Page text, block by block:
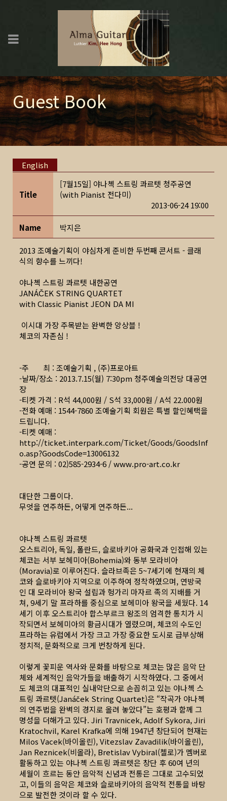
Guest Book
English
Title
[7월15일] 야나첵 스트링 콰르텟 청주공연
(with Pianist 전다미)
2013-06-24 19:00
Name 박지은
2013 조예술기획이 야심차게 준비한 두번째 콘서트 - 클래
식의 향수를 느끼다!
야나첵 스트링 콰르텟 내한공연
JANÁČEK STRING QUARTET
with Classic Pianist JEON DA MI
이시대 가장 주목받는 완벽한 앙상블 !
체코의 자존심 !
-주 최 : 조예술기획 , (주)프로아트
-날짜/장소 : 2013.7.15(월) 7:30pm 청주예술의전당 대공연
장
-티켓 가격 : R석 44,000원 / S석 33,000원 / A석 22.000원
-전화 예매 : 1544-7860 조예술기획 회원은 특별 할인혜택을
드립니다.
-티켓 예매 :
http://ticket.interpark.com/Ticket/Goods/GoodsInf
o.asp?GoodsCode=13006132
-공연 문의 : 02)585-2934-6 /www.pro-art.co.kr
대단한 그룹이다.
무엇을 연주하든, 어떻게 연주하든...
야나첵 스트링 콰르텟
오스트리아, 독일, 폴란드, 슬로바키아 공화국과 인접해 있는
체코는 서부 보헤미아(Bohemia)와 동부 모라비아
(Moravia)로 이루어진다. 슬라브족은 5~7세기에 현재의 체
코와 슬로바키아 지역으로 이주하여 정착하였으며, 연방국
인 대 모라비아 왕국 설립과 헝가리 마자르 족의 지배를 거
쳐, 9세기 말 프라하를 중심으로 보헤미아 왕국을 세웠다. 14
세기 이후 오스트리아 합스부르크 왕조의 엄격한 통치가 시
작되면서 보헤미아의 황금시대가 열렸으며, 체코의 수도인
프라하는 유럽에서 가장 크고 가장 중요한 도시로 급부상해
정치적, 문화적으로 크게 번창하게 된다.
이렇게 꽃피운 역사와 문화를 바탕으로 체코는 많은 음악 단
체와 세계적인 음악가들을 배출하기 시작하였다. 그 중에서
도 체코의 대표적인 실내악단으로 손꼽히고 있는 야나첵 스
트링 콰르텟(Janáček String Quartet)은 “작곡가 야나첵
의 연주법을 완벽의 경지로 올려 놓았다”는 호평과 함께 그
명성을 더해가고 있다. Jiri Travnicek, Adolf Sykora, Jiri
Kratochvil, Karel Krafka에 의해 1947년 창단되어 현재는
Milos Vacek(바이올린), Vitezslav Zavadilik(바이올린),
Jan Reznicek(비올라), Bretislav Vybiral(첼로)가 멤버로
활동하고 있는 야나첵 스트링 콰르텟은 창단 후 60여 년의
세월이 흐르는 동안 음악적 신념과 전통은 그대로 고수되었
고, 이들의 음악은 체코와 슬로바키아의 음악적 전통을 바탕
으로 발전한 것이라 할 수 있다.